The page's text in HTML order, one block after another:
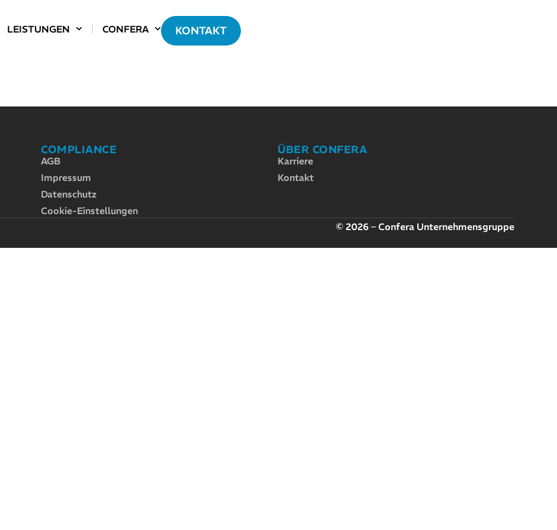
LEISTUNGEN CONFERA KONTAKT
COMPLIANCE
AGB
Impressum
Datenschutz
Cookie-Einstellungen
ÜBER CONFERA
Karriere
Kontakt
© 2026 – Confera Unternehmensgruppe